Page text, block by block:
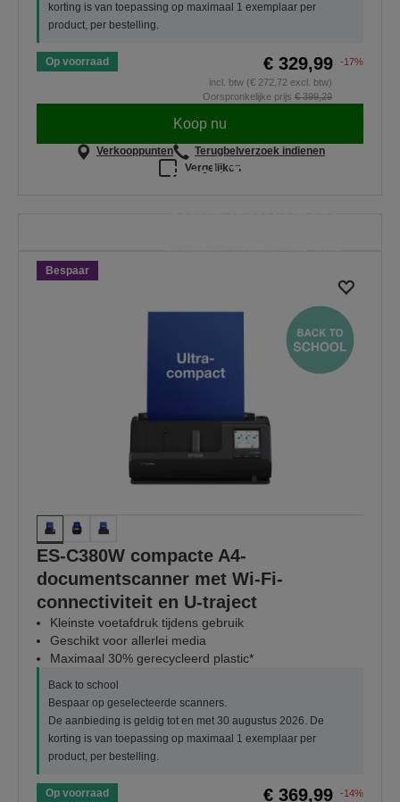
korting is van toepassing op maximaal 1 exemplaar per
product, per bestelling.
Op voorraad € 329,99
-17%
incl. btw (€ 272,72 excl. btw)
Oorspronkelijke prijs € 399,29
Koop nu
Verkooppunten
Terugbelverzoek indienen
Vergelijken
Back To School
Bespaar
ES-C380W compacte A4-
documentscanner met Wi-Fi-
connectiviteit en U-traject
Kleinste voetafdruk tijdens gebruik
Geschikt voor allerlei media
Maximaal 30% gerecycleerd plastic*
Back to school
Bespaar op geselecteerde scanners.
De aanbieding is geldig tot en met 30 augustus 2026. De
korting is van toepassing op maximaal 1 exemplaar per
product, per bestelling.
Op voorraad € 369,99 -14%